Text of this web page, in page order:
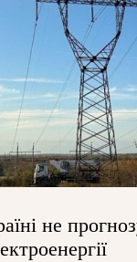
не